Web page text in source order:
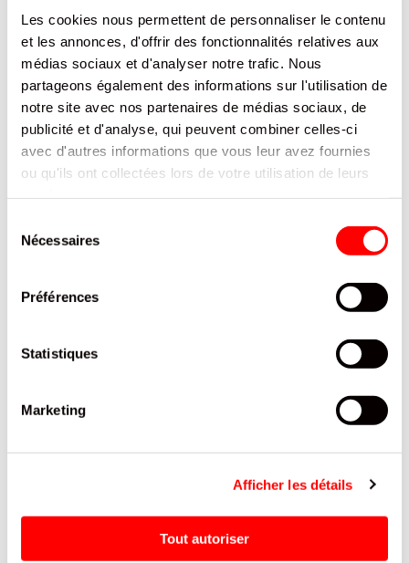
Les cookies nous permettent de personnaliser le contenu
et les annonces, d'offrir des fonctionnalités relatives aux
médias sociaux et d'analyser notre trafic. Nous
partageons également des informations sur l'utilisation de
notre site avec nos partenaires de médias sociaux, de
publicité et d'analyse, qui peuvent combiner celles-ci
avec d'autres informations que vous leur avez fournies
ou qu'ils ont collectées lors de votre utilisation de leurs
Nécessaires
Préférences
Statistiques
Marketing
Afficher les détails
Tout autoriser
Non
0
0
1014
1014
1.722
DOCUMENTATION
INTERESSER
BONBONS SUCETTE ROCKS
PTILO SACHET 52G/12